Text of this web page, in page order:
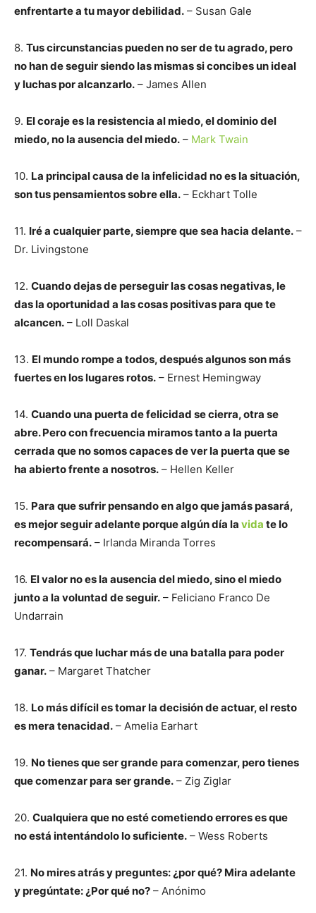
enfrentarte a tu mayor debilidad. – Susan Gale
8. Tus circunstancias pueden no ser de tu agrado, pero
no han de seguir siendo las mismas si concibes un ideal
y luchas por alcanzarlo. – James Allen
9. El coraje es la resistencia al miedo, el dominio del
miedo, no la ausencia del miedo. – Mark Twain
10. La principal causa de la infelicidad no es la situación,
son tus pensamientos sobre ella. – Eckhart Tolle
11. Iré a cualquier parte, siempre que sea hacia delante. –
Dr. Livingstone
12. Cuando dejas de perseguir las cosas negativas, le
das la oportunidad a las cosas positivas para que te
alcancen. – Loll Daskal
13. El mundo rompe a todos, después algunos son más
fuertes en los lugares rotos. – Ernest Hemingway
14. Cuando una puerta de felicidad se cierra, otra se
abre. Pero con frecuencia miramos tanto a la puerta
cerrada que no somos capaces de ver la puerta que se
ha abierto frente a nosotros. – Hellen Keller
15. Para que sufrir pensando en algo que jamás pasará,
es mejor seguir adelante porque algún día la vida te lo
recompensará. – Irlanda Miranda Torres
16. El valor no es la ausencia del miedo, sino el miedo
junto a la voluntad de seguir. – Feliciano Franco De
Undarrain
17. Tendrás que luchar más de una batalla para poder
ganar. – Margaret Thatcher
18. Lo más difícil es tomar la decisión de actuar, el resto
es mera tenacidad. – Amelia Earhart
19. No tienes que ser grande para comenzar, pero tienes
que comenzar para ser grande. – Zig Ziglar
20. Cualquiera que no esté cometiendo errores es que
no está intentándolo lo suficiente. – Wess Roberts
21. No mires atrás y preguntes: ¿por qué? Mira adelante
y pregúntate: ¿Por qué no? – Anónimo